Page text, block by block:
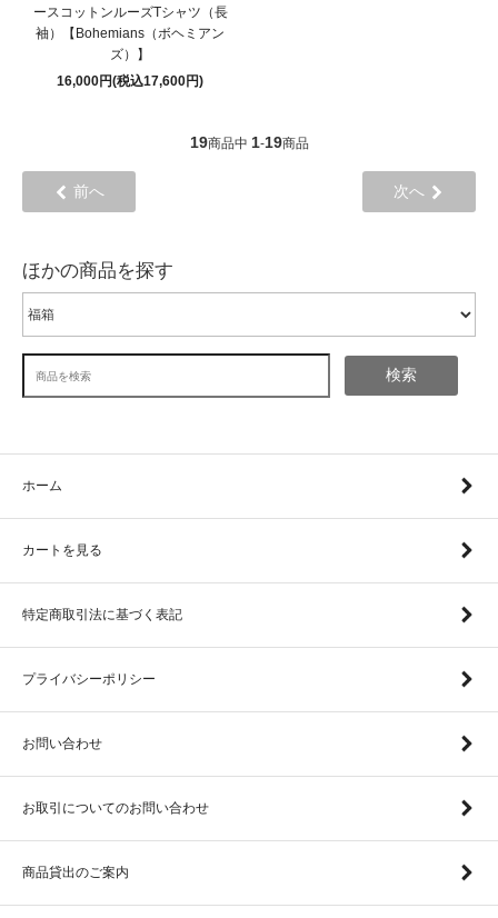
ースコットンルーズTシャツ（長
袖）【Bohemians（ボヘミアン
ズ）】
16,000円(税込17,600円)
19商品中 1-19商品
前へ 次へ
ほかの商品を探す
検索
ホーム
カートを見る
特定商取引法に基づく表記
プライバシーポリシー
お問い合わせ
お取引についてのお問い合わせ
商品貸出のご案内